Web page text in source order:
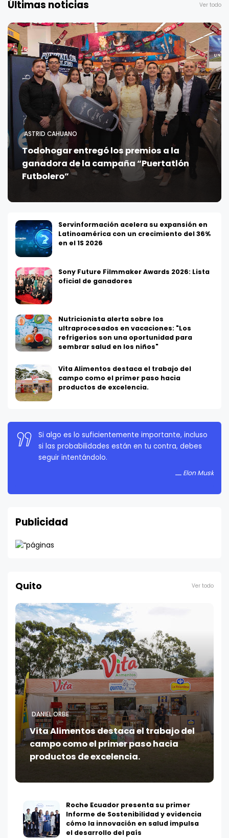
Últimas noticias Ver todo
ASTRID CAHUANO
Todohogar entregó los premios a la
ganadora de la campaña “Puertatlón
Futbolero”
Servinformación acelera su expansión en
Latinoamérica con un crecimiento del 36%
en el 1S 2026
Sony Future Filmmaker Awards 2026: Lista
oficial de ganadores
Nutricionista alerta sobre los
ultraprocesados en vacaciones: "Los
refrigerios son una oportunidad para
sembrar salud en los niños"
Vita Alimentos destaca el trabajo del
campo como el primer paso hacia
productos de excelencia.
La persistencia es muy importante. No debes
rendirte a menos que estés obligado a rendirte.
Publicidad
Quito Ver todo
DANIEL ORBE
Vita Alimentos destaca el trabajo del
campo como el primer paso hacia
productos de excelencia.
Roche Ecuador presenta su primer
Informe de Sostenibilidad y evidencia
cómo la innovación en salud impulsa
el desarrollo del país